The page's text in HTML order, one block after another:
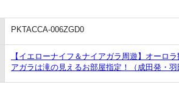
PKTACCA-006ZGD0
【イエローナイフ＆ナイアガラ周遊】オーロ
アガラは滝の見えるお部屋指定！（成田発・羽